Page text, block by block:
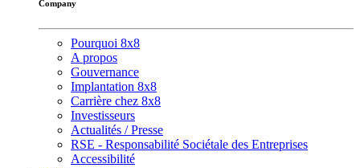
Company
Pourquoi 8x8
A propos
Gouvernance
Implantation 8x8
Carrière chez 8x8
Investisseurs
Actualités / Presse
RSE - Responsabilité Sociétale des Entreprises
Accessibilité